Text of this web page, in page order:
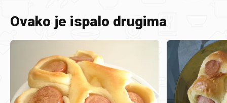
Ovako je ispalo drugima